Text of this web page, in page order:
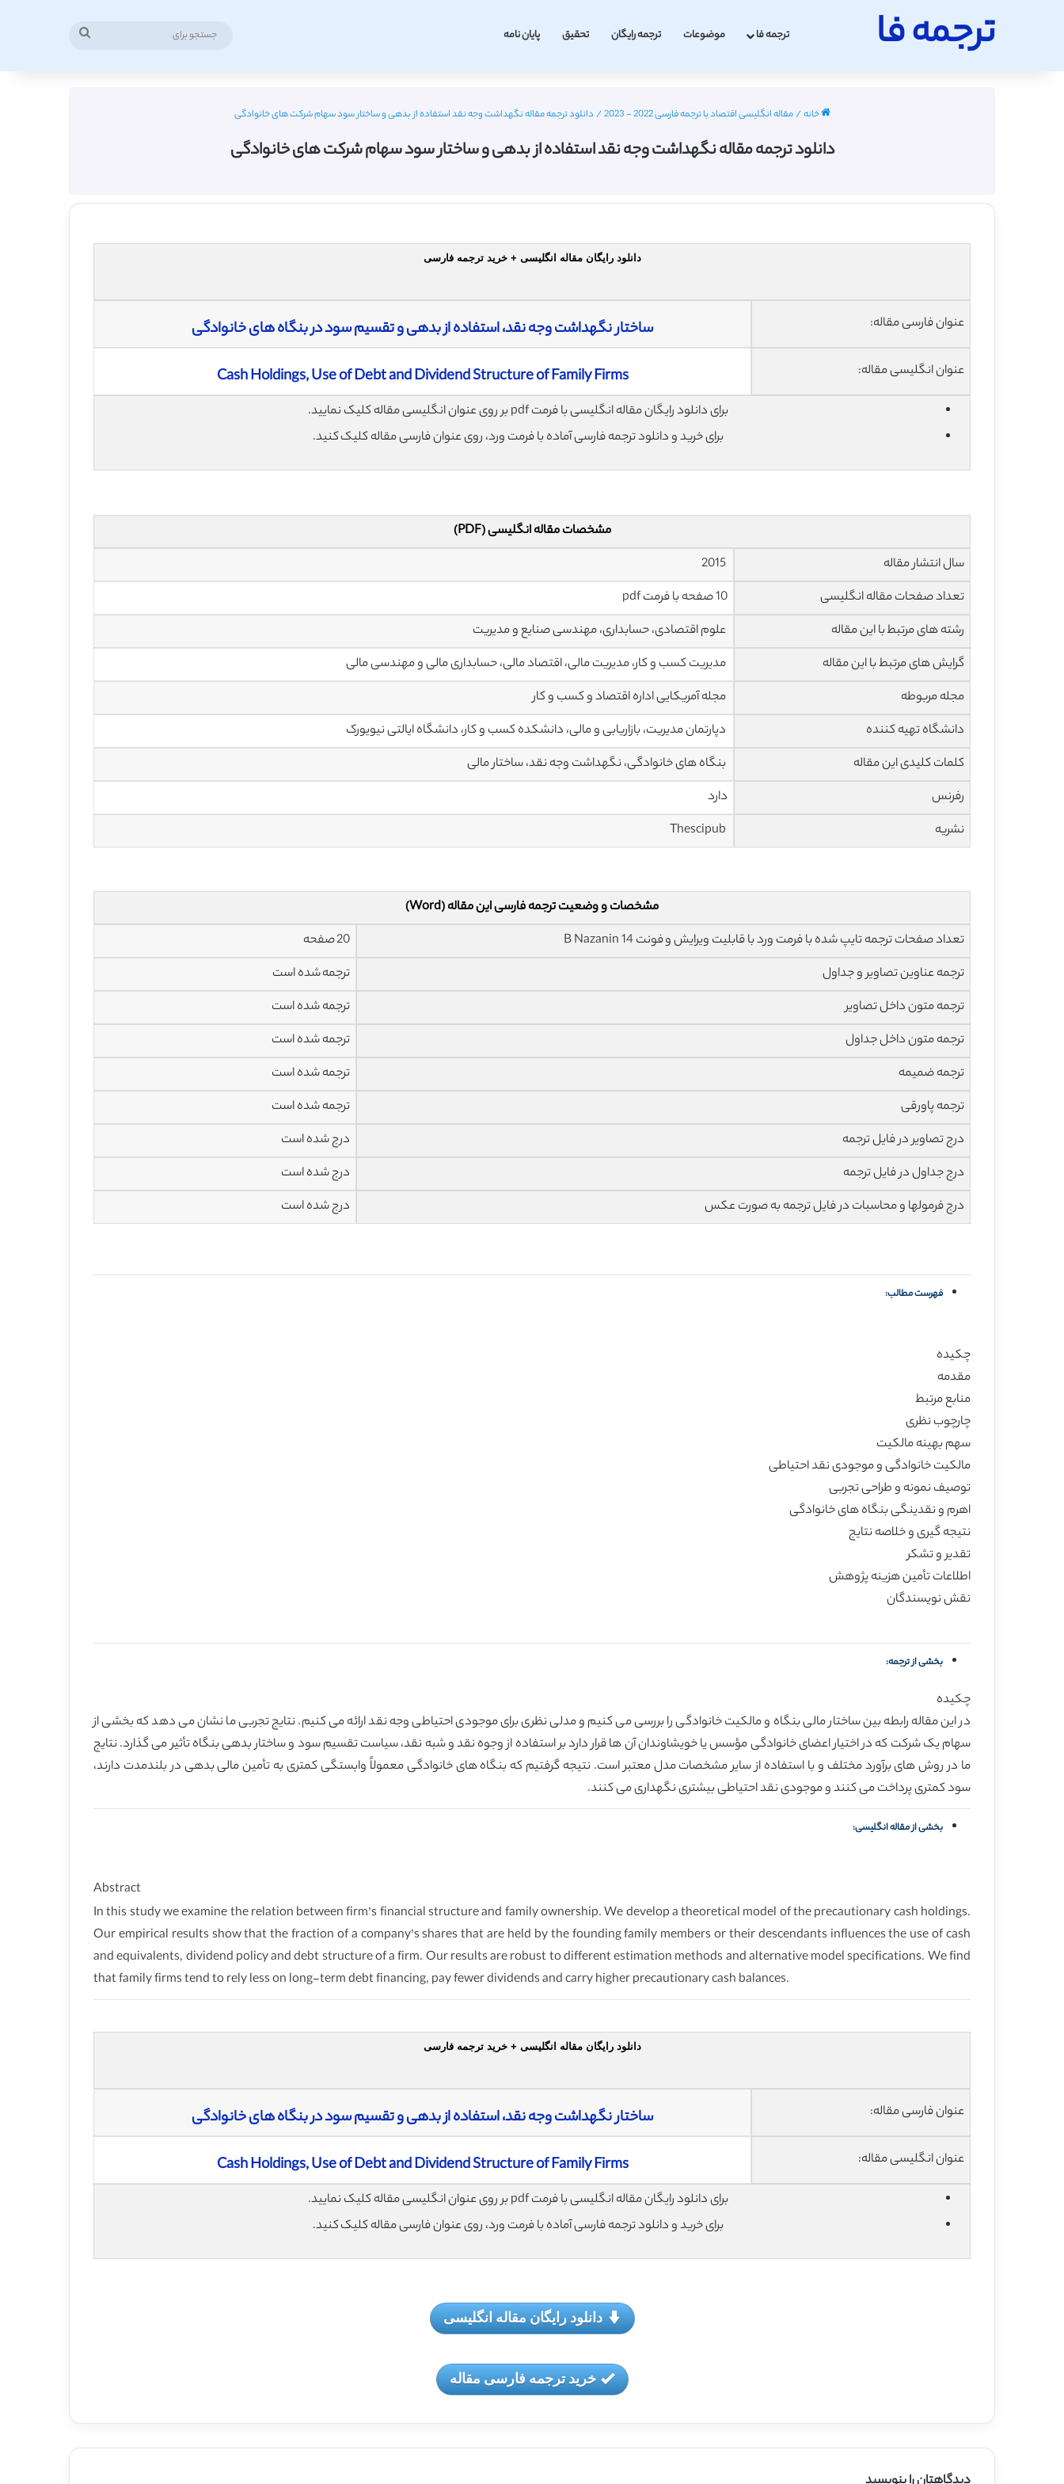
ترجمه فا ترجمه فا موضوعات ترجمه رایگان تحقیق پایان نامه
خانه/مقاله انگلیسی اقتصاد با ترجمه فارسی 2022 - 2023 / دانلود ترجمه مقاله نگهداشت وجه نقد استفاده از بدهی و ساختار سود سهام شرکت های خانوادگی
دانلود ترجمه مقاله نگهداشت وجه نقد استفاده از بدهی و ساختار سود سهام شرکت های خانوادگی
دانلود رایگان مقاله انگلیسی + خرید ترجمه فارسی
عنوان فارسی مقاله: ساختار نگهداشت وجه نقد، استفاده از بدهی و تقسیم سود در بنگاه های خانوادگی
عنوان انگلیسی مقاله: Cash Holdings, Use of Debt and Dividend Structure of Family Firms
برای دانلود رایگان مقاله انگلیسی با فرمت pdf بر روی عنوان انگلیسی مقاله کلیک نمایید.
برای خرید و دانلود ترجمه فارسی آماده با فرمت ورد، روی عنوان فارسی مقاله کلیک کنید.
مشخصات مقاله انگلیسی (PDF)
سال انتشار مقاله
تعداد صفحات مقاله انگلیسی
10 صفحه با فرمت pdf
رشته های مرتبط با این مقاله
علوم اقتصادی، حسابداری، مهندسی صنایع و مدیریت
گرایش های مرتبط با این مقاله
مدیریت کسب و کار، مدیریت مالی، اقتصاد مالی، حسابداری مالی و مهندسی مالی
مجله مربوطه
مجله آمریکایی اداره اقتصاد و کسب و کار
دانشگاه تهیه کننده
دپارتمان مدیریت، بازاریابی و مالی، دانشکده کسب و کار، دانشگاه ایالتی نیویورک
کلمات کلیدی این مقاله
بنگاه های خانوادگی، نگهداشت وجه نقد، ساختار مالی
رفرنس
دارد
نشریه
مشخصات و وضعیت ترجمه فارسی این مقاله (Word)
تعداد صفحات ترجمه تایپ شده با فرمت ورد با قابلیت ویرایش و فونت 14 B Nazanin
20 صفحه
ترجمه عناوین تصاویر و جداول
ترجمه شده است
ترجمه متون داخل تصاویر
ترجمه شده است
ترجمه متون داخل جداول
ترجمه شده است
ترجمه ضمیمه
ترجمه شده است
ترجمه پاورقی
ترجمه شده است
درج تصاویر در فایل ترجمه
درج شده است
درج جداول در فایل ترجمه
درج شده است
درج فرمولها و محاسبات در فایل ترجمه به صورت عکس
درج شده است
فهرست مطالب:
چکیده
مقدمه
منابع مرتبط
چارچوب نظری
سهم بهینه مالکیت
مالکیت خانوادگی و موجودی نقد احتیاطی
توصیف نمونه و طراحی تجربی
اهرم و نقدینگی بنگاه های خانوادگی
نتیجه گیری و خلاصه نتایج
تقدیر و تشکر
اطلاعات تأمین هزینه پژوهش
نقش نویسندگان
بخشی از ترجمه:
چکیده
در این مقاله رابطه بین ساختار مالی بنگاه و مالکیت خانوادگی را بررسی می کنیم و مدلی نظری برای موجودی احتیاطی وجه نقد ارائه می کنیم. نتایج تجربی ما نشان می دهد که بخشی از
سهام یک شرکت که در اختیار اعضای خانوادگی مؤسس یا خویشاوندان آن ها قرار دارد بر استفاده از وجوه نقد و شبه نقد، سیاست تقسیم سود و ساختار بدهی بنگاه تأثیر می گذارد. نتایج
ما در روش های برآورد مختلف و با استفاده از سایر مشخصات مدل معتبر است. نتیجه گرفتیم که بنگاه های خانوادگی معمولاً وابستگی کمتری به تأمین مالی بدهی در بلندمدت دارند،
سود کمتری پرداخت می کنند و موجودی نقد احتیاطی بیشتری نگهداری می کنند.
بخشی از مقاله انگلیسی:
Abstract
In this study we examine the relation between firm’s financial structure and family ownership. We develop a theoretical model of the precautionary cash holdings.
Our empirical results show that the fraction of a company’s shares that are held by the founding family members or their descendants influences the use of cash
and equivalents, dividend policy and debt structure of a firm. Our results are robust to different estimation methods and alternative model specifications. We find
that family firms tend to rely less on long-term debt financing, pay fewer dividends and carry higher precautionary cash balances.
دانلود رایگان مقاله انگلیسی + خرید ترجمه فارسی
عنوان فارسی مقاله: ساختار نگهداشت وجه نقد، استفاده از بدهی و تقسیم سود در بنگاه های خانوادگی
عنوان انگلیسی مقاله: Cash Holdings, Use of Debt and Dividend Structure of Family Firms
برای دانلود رایگان مقاله انگلیسی با فرمت pdf بر روی عنوان انگلیسی مقاله کلیک نمایید.
برای خرید و دانلود ترجمه فارسی آماده با فرمت ورد، روی عنوان فارسی مقاله کلیک کنید.
دانلود رایگان مقاله انگلیسی
خرید ترجمه فارسی مقاله